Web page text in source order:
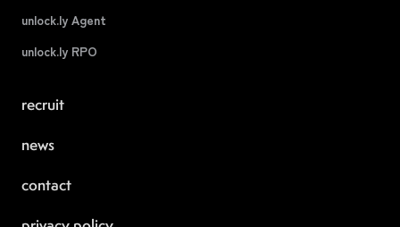
unlock.ly Agent
unlock.ly RPO
recruit
news
contact